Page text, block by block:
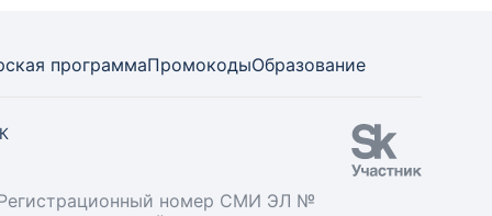
программаПромокодыОбразование
Регистрационный номер СМИ ЭЛ №